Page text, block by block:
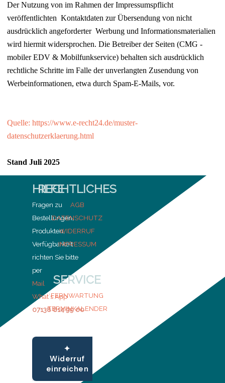
Der Nutzung von im Rahmen der Impressumspflicht
veröffentlichten Kontaktdaten zur Übersendung von nicht
ausdrücklich angeforderter Werbung und Informationsmaterialien
wird hiermit widersprochen. Die Betreiber der Seiten (CMG -
mobiler EDV & Mobilfunkservice) behalten sich ausdrücklich
rechtliche Schritte im Falle der unverlangten Zusendung von
Werbeinformationen, etwa durch Spam-E-Mails, vor.
Quelle: https://www.e-recht24.de/muster-
datenschutzerklaerung.html
Stand Juli 2025
SERVICE
FERNWARTUNG
TERMINKALENDER
HILFE
Fragen zu
Bestellungen,
Produkten,
Verfügbarkeit
richten Sie bitte
per
Mail
What´s App
07138 814 99 00
RECHTLICHES
AGB
DATENSCHUTZ
WIDERRUF
IMPRESSUM
✦
Widerruf
einreichen